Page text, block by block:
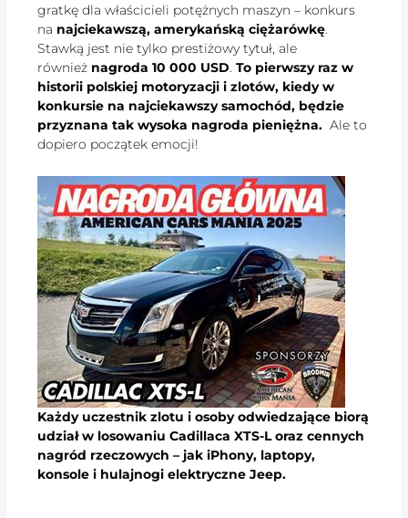
gratkę dla właścicieli potężnych maszyn – konkurs
na najciekawszą, amerykańską ciężarówkę.
Stawką jest nie tylko prestiżowy tytuł, ale
również nagroda 10 000 USD.To pierwszy raz w
historii polskiej motoryzacji i zlotów, kiedy w
konkursie na najciekawszy samochód, będzie
przyznana tak wysoka nagroda pieniężna. Ale to
dopiero początek emocji!
Każdy uczestnik zlotu i osoby odwiedzające biorą
udział w losowaniu Cadillaca XTS-L oraz cennych
nagród rzeczowych – jak iPhony, laptopy,
konsole i hulajnogi elektryczne Jeep.